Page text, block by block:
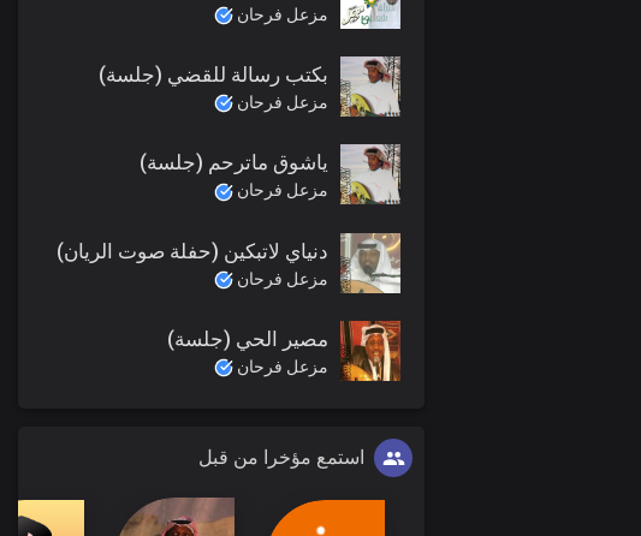
مزعل فرحان
بكتب رسالة للقضي (جلسة)
مزعل فرحان
ياشوق ماترحم (جلسة)
مزعل فرحان
دنياي لاتبكين (حفلة صوت الريان)
مزعل فرحان
مصير الحي (جلسة)
مزعل فرحان
استمع مؤخرا من قبل